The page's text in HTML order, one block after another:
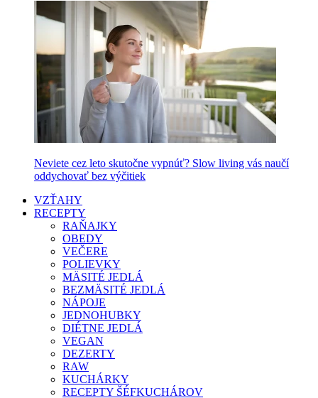
Neviete cez leto skutočne vypnúť? Slow living vás naučí
oddychovať bez výčitiek
VZŤAHY
RECEPTY
RAŇAJKY
OBEDY
VEČERE
POLIEVKY
MÄSITÉ JEDLÁ
BEZMÄSITÉ JEDLÁ
NÁPOJE
JEDNOHUBKY
DIÉTNE JEDLÁ
VEGAN
DEZERTY
RAW
KUCHÁRKY
RECEPTY ŠÉFKUCHÁROV